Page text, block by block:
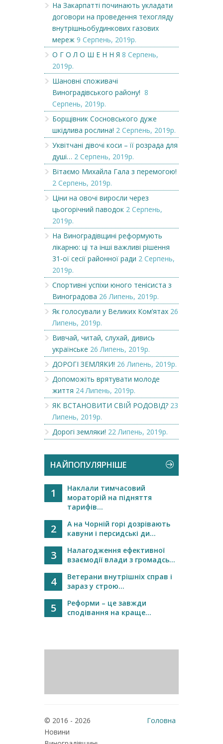
На Закарпатті починають укладати
договори на проведення техогляду
внутрішньобудинкових газових
мереж 9 Серпень, 2019р.
О Г О Л О Ш Е Н Н Я 8 Серпень,
2019р.
Шановні споживачі
Виноградівського району! 8
Серпень, 2019р.
Борщівник Сосновського дуже
шкідлива рослина! 2 Серпень, 2019р.
Уквітчані дівочі коси – її розрада для
душі… 2 Серпень, 2019р.
Вітаємо Михайла Гала з перемогою!
2 Серпень, 2019р.
Ціни на овочі виросли через
цьогорічний паводок 2 Серпень,
2019р.
На Виноградівщині реформують
лікарню: ці та інші важливі рішення
31-ої сесії районної ради 2 Серпень,
2019р.
Спортивні успіхи юного тенісиста з
Виноградова 26 Липень, 2019р.
Як голосували у Великих Ком’ятах 26
Липень, 2019р.
Вивчай, читай, слухай, дивись
українське 26 Липень, 2019р.
ДОРОГІ ЗЕМЛЯКИ! 26 Липень, 2019р.
Допоможіть врятувати молоде
життя 24 Липень, 2019р.
ЯК ВСТАНОВИТИ СВІЙ РОДОВІД? 23
Липень, 2019р.
Дорогі земляки! 22 Липень, 2019р.
НАЙПОПУЛЯРНІШЕ
1
Наклали тимчасовий
мораторій на підняття
тарифів...
2
А на Чорній горі дозрівають
кавуни і персидські ди...
3
Налагодження ефективної
взаємодії влади з громадсь...
4
Ветерани внутрішніх справ і
зараз у строю...
5
Реформи – це завжди
сподівання на краще...
© 2016 - 2026
Новини
Головна